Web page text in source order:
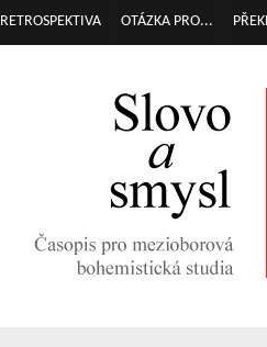
RETROSPEKTIVA OTÁZKA PRO...